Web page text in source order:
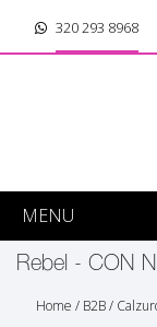
320 293 8968
MENU
Rebel - CON
Home / B2B/